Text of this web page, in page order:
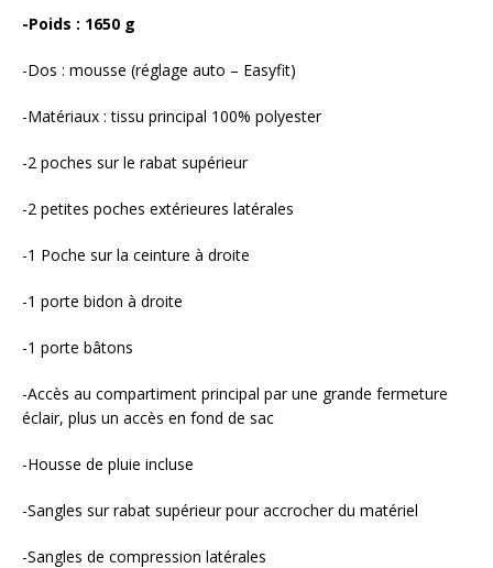
-Poids : 1650 g
-Dos : mousse (réglage auto – Easyfit)
-Matériaux : tissu principal 100% polyester
-2 poches sur le rabat supérieur
-2 petites poches extérieures latérales
-1 Poche sur la ceinture à droite
-1 porte bidon à droite
-1 porte bâtons
-Accès au compartiment principal par une grande fermeture
éclair, plus un accès en fond de sac
-Housse de pluie incluse
-Sangles sur rabat supérieur pour accrocher du matériel
-Sangles de compression latérales